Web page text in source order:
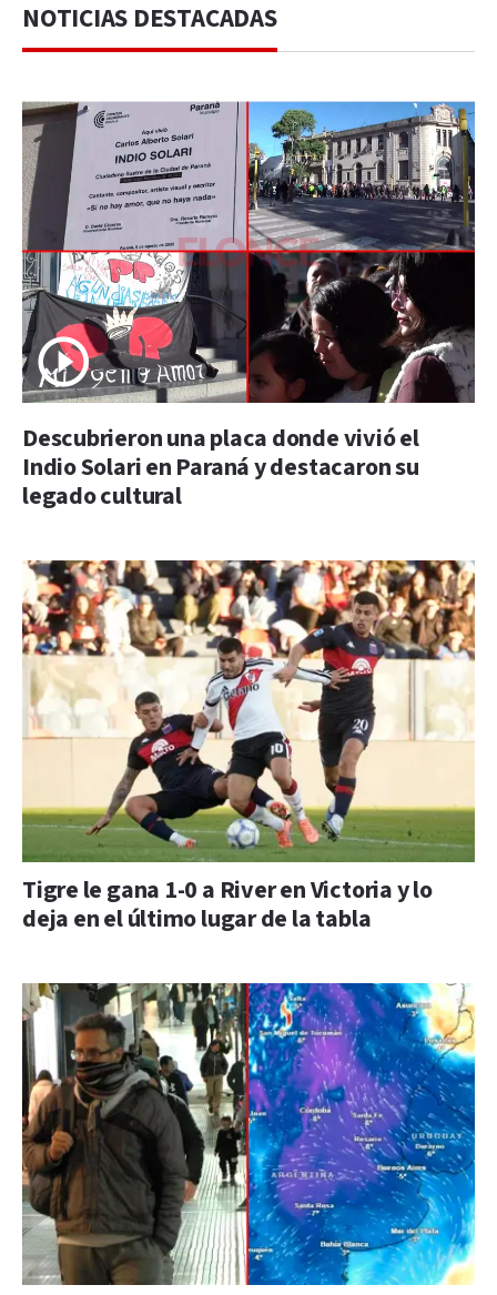
NOTICIAS DESTACADAS
Descubrieron una placa donde vivió el
Indio Solari en Paraná y destacaron su
legado cultural
Tigre le gana 1-0 a River en Victoria y lo
deja en el último lugar de la tabla